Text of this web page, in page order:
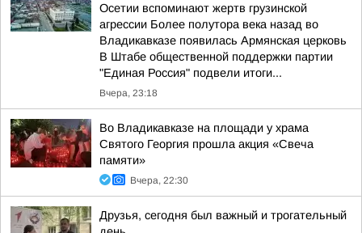
Осетии вспоминают жертв грузинской
агрессии Более полутора века назад во
Владикавказе появилась Армянская церковь
В Штабе общественной поддержки партии
"Единая Россия" подвели итоги...
Вчера, 23:18
Во Владикавказе на площади у храма
Святого Георгия прошла акция «Свеча
памяти»
Вчера, 22:30
Друзья, сегодня был важный и трогательный